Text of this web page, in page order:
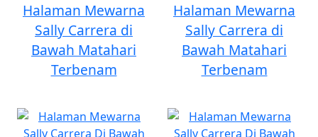
Halaman Mewarna
Sally Carrera di
Bawah Matahari
Terbenam
Halaman Mewarna
Sally Carrera di
Bawah Matahari
Terbenam